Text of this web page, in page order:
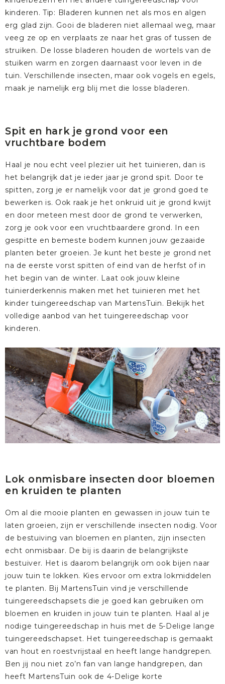
kinderen. Tip: Bladeren kunnen net als mos en algen
erg glad zijn. Gooi de bladeren niet allemaal weg, maar
veeg ze op en verplaats ze naar het gras of tussen de
struiken. De losse bladeren houden de wortels van de
stuiken warm en zorgen daarnaast voor leven in de
tuin. Verschillende insecten, maar ook vogels en egels,
maak je namelijk erg blij met die losse bladeren.
Spit en hark je grond voor een
vruchtbare bodem
Haal je nou echt veel plezier uit het tuinieren, dan is
het belangrijk dat je ieder jaar je grond spit. Door te
spitten, zorg je er namelijk voor dat je grond goed te
bewerken is. Ook raak je het onkruid uit je grond kwijt
en door meteen mest door de grond te verwerken,
zorg je ook voor een vruchtbaardere grond. In een
gespitte en bemeste bodem kunnen jouw gezaaide
planten beter groeien. Je kunt het beste je grond net
na de eerste vorst spitten of eind van de herfst of in
het begin van de winter. Laat ook jouw kleine
tuinierderkennis maken met het tuinieren met het
kinder tuingereedschap van MartensTuin. Bekijk het
volledige aanbod van het tuingereedschap voor
kinderen.
Lok onmisbare insecten door bloemen
en kruiden te planten
Om al die mooie planten en gewassen in jouw tuin te
laten groeien, zijn er verschillende insecten nodig. Voor
de bestuiving van bloemen en planten, zijn insecten
echt onmisbaar. De bij is daarin de belangrijkste
bestuiver. Het is daarom belangrijk om ook bijen naar
jouw tuin te lokken. Kies ervoor om extra lokmiddelen
te planten. Bij MartensTuin vind jeverschillende
tuingereedschapsets die je goed kan gebruiken om
bloemen en kruiden in jouw tuin te planten. Haal al je
nodige tuingereedschap in huis met de 5-Delige lange
tuingereedschapset. Het tuingereedschap is gemaakt
van hout en roestvrijstaal en heeft lange handgrepen.
Ben jij nou niet zo’n fan van lange handgrepen, dan
heeft MartensTuin ook de 4-Delige korte